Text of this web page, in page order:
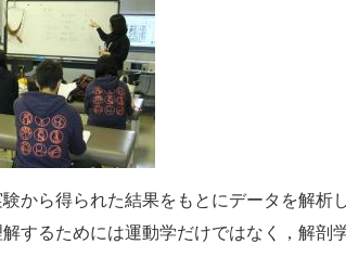
から得られた結果をもとにデータを解析
するためには運動学だけではなく，解剖